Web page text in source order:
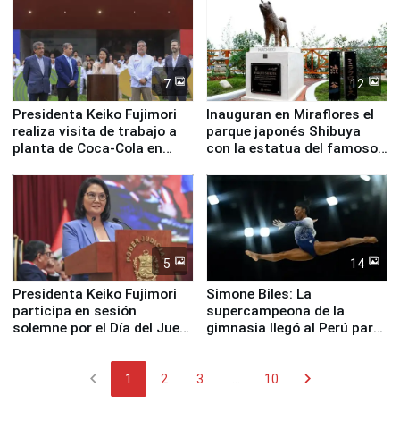
7
Presidenta Keiko Fujimori
realiza visita de trabajo a
planta de Coca-Cola en
12
Inauguran en Miraflores el
parque japonés Shibuya
con la estatua del famoso
5
Presidenta Keiko Fujimori
participa en sesión
solemne por el Día del Juez
14
Simone Biles: La
supercampeona de la
gimnasia llegó al Perú para
chevron_left 1 2 3 10 chevron_right